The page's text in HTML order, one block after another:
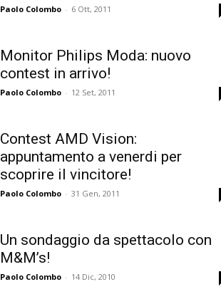
Paolo Colombo - 6 Ott, 2011
Monitor Philips Moda: nuovo
contest in arrivo!
Paolo Colombo - 12 Set, 2011
Contest AMD Vision:
appuntamento a venerdi per
scoprire il vincitore!
Paolo Colombo - 31 Gen, 2011
Un sondaggio da spettacolo con
M&M’s!
Paolo Colombo - 14 Dic, 2010